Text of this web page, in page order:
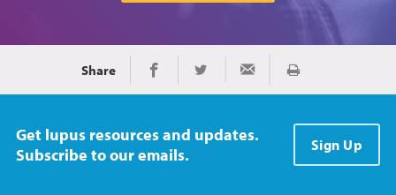
Share Share on Facebook
Share on TwitterShare via EmailImprimir
Get lupus resources and updates.
Subscribe to our emails.
Sign Up